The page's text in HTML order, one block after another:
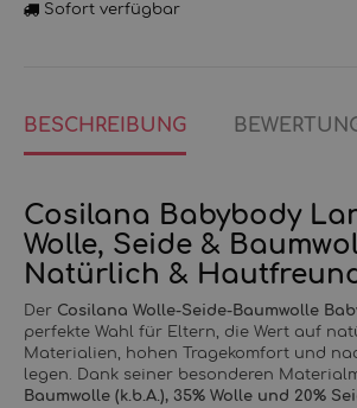
Sofort verfügbar
BESCHREIBUNG
Cosilana Babybody
Wolle, Seide &
Natürlich &
Der Cosilana Wolle-Seide-Baumwolle
perfekte Wahl für Eltern, die Wert auf
Materialien, hohen Tragekomfort und
legen. Dank seiner besonderen
Baumwolle (k.b.A.), 35% Wolle und 20%